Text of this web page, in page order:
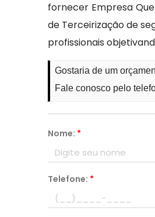
fornecer Empresa
de Terceirização de
profissionais
Gostaria de um
Fale conosco pelo
Nome: *
Telefone: *